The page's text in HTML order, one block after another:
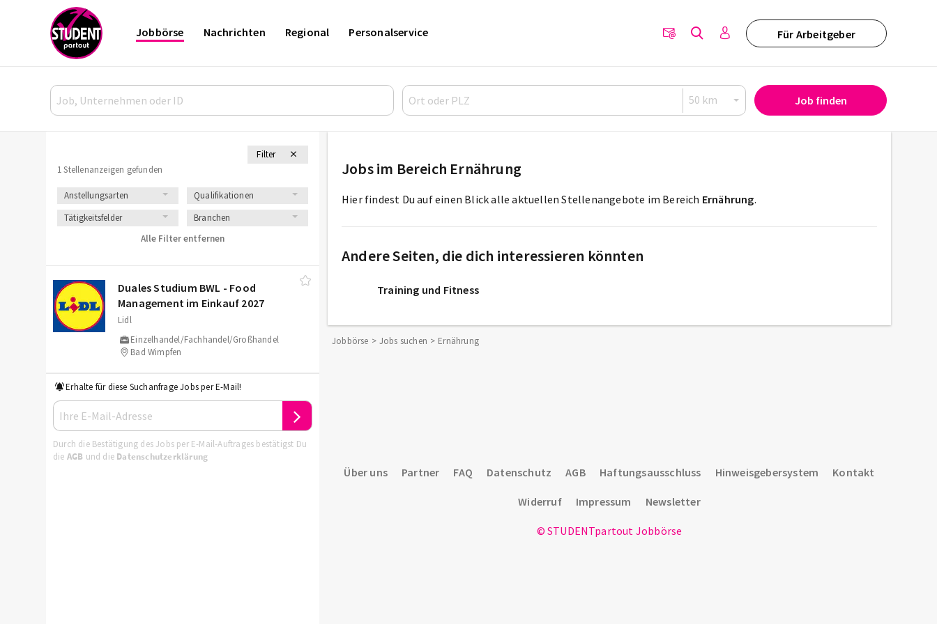
Für Arbeitgeber
Jobbörse Nachrichten Regional Personalservice
Job finden
Filter
1 Stellenanzeigen gefunden
Anstellungsarten
Qualifikationen
Tätigkeitsfelder
Branchen
Alle Filter entfernen
Duales Studium BWL - Food
Management im Einkauf 2027
Lidl
Einzelhandel/Fachhandel/Großhandel
Bad Wimpfen
Erhalte für diese Suchanfrage Jobs per E-Mail!
Durch die Bestätigung des Jobs per E-Mail-Auftrages bestätigst Du
die AGB und die Datenschutzerklärung
Jobs im Bereich Ernährung
Hier findest Du auf einen Blick alle aktuellen Stellenangebote im Bereich Ernährung.
Andere Seiten, die dich interessieren könnten
Training und Fitness
Jobbörse Jobs suchen Ernährung
Über uns Partner FAQ Datenschutz AGB Haftungsausschluss Hinweisgebersystem Kontakt
Widerruf Impressum Newsletter
© STUDENTpartout Jobbörse